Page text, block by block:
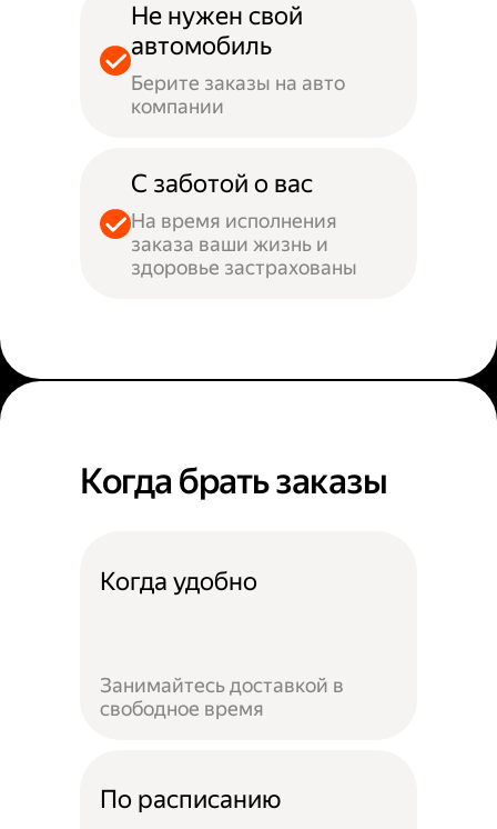
Не нужен свой
автомобиль
Берите заказы на авто
компании
С заботой о вас
На время исполнения
заказа ваши жизнь и
здоровье застрахованы
Когда брать заказы
Когда удобно
Занимайтесь доставкой в
свободное время
По расписанию